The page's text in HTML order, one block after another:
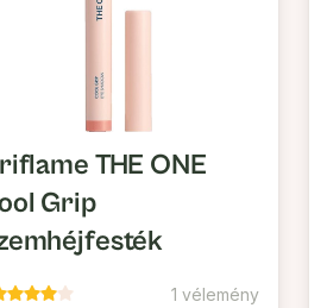
THE ONE
Grip
1 vélemény